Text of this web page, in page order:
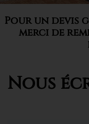
Pour un devis
merci de
Nous